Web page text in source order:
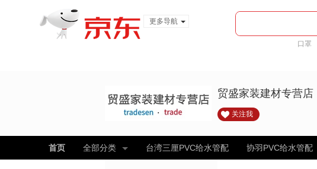
更多导航
口罩
贸盛家装建材专营店
关注我
首页 全部分类 台湾三厘PVC给水管配 协羽PVC给水管配